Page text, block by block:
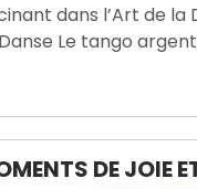
dans l’Art de la
Le tango
DE JOIE